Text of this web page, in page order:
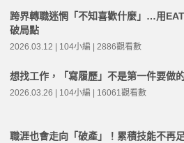
跨界轉職迷惘「不知喜歡什麼」…用
破局點
2026.03.12 | 104小編 | 2886觀看數
想找工作，「寫履歷」不是第一件要做
2026.03.26 | 104小編 | 16061觀看數
職涯也會走向「破產」！累積技能不再